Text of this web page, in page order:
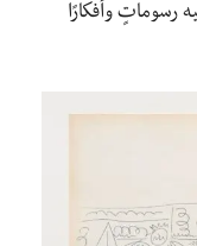
رسوماتٍ وأفكارًا